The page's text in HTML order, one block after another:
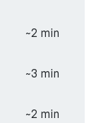
~2 min
~3 min
~2 min